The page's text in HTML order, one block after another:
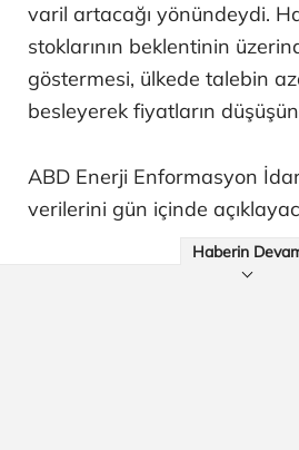
varil artacağı yönündeydi.
stoklarının beklentinin
göstermesi, ülkede talebin
besleyerek fiyatların
ABD Enerji Enformasyon
verilerini gün içinde
Haberin